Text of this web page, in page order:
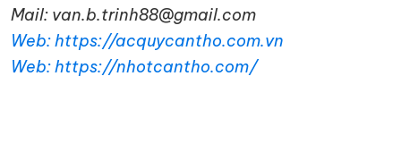
Mail: van.b.trinh88@gmail.com
Web: https://acquycantho.com.vn
Web: https://nhotcantho.com/